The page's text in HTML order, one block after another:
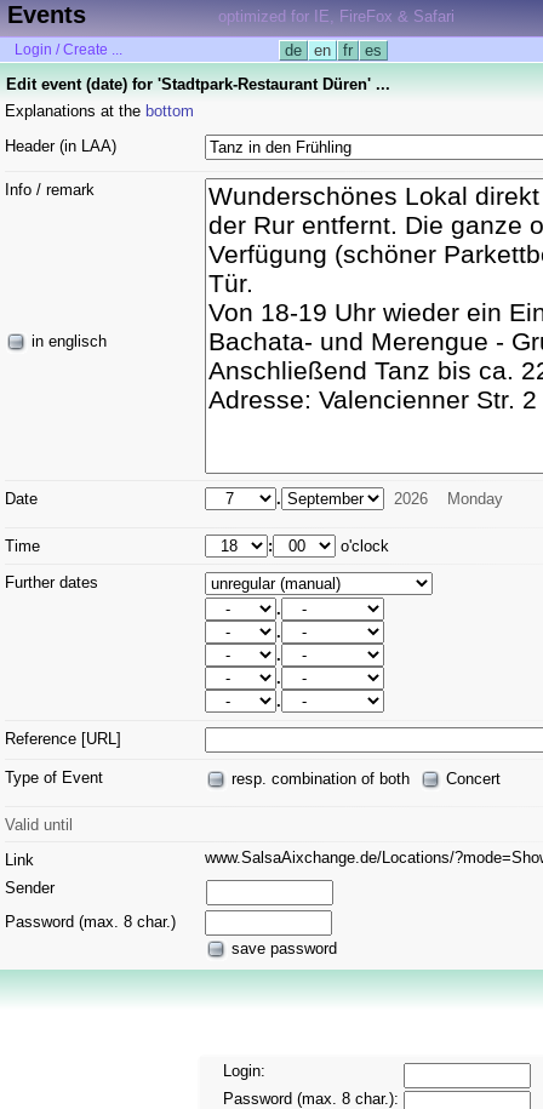
Events optimized for IE, FireFox & Safari
Login / Create ... de en fr
es
Edit event (date) for 'Stadtpark-Restaurant Düren' ...
Explanations at the bottom
Header (in LAA)
Info / remark
in englisch
Date . 2026 Monday
Time :
o'clock
Further dates
.
.
.
.
.
Reference [URL]
Type of Event resp. combination of both Concert
Valid until
Link
www.SalsaAixchange.de/Locations/
Sender
Password (max. 8 char.)
save password
Login:
Password (max. 8 char.):